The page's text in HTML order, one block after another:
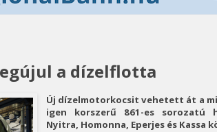
a dízelflotta
Új dízelmotorkocsit vehetett át a
igen korszerű 861-es sorozatú
Nyitra, Homonna, Eperjes és